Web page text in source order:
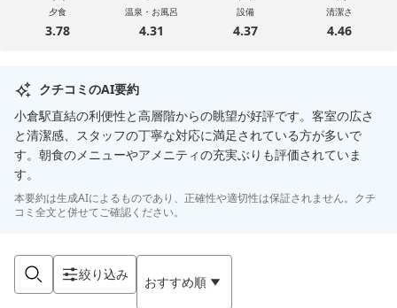
夕食
3.78
温泉・お風呂
4.31
設備
4.37
清潔さ
4.46
クチコミのAI要約
小倉駅直結の利便性と高層階からの眺望が好評です。客室の広さ
と清潔感、スタッフの丁寧な対応に満足されている方が多いで
す。朝食のメニューやアメニティの充実ぶりも評価されていま
す。
本要約は生成AIによるものであり、正確性や適切性は保証されません。クチ
コミ全文と併せてご確認ください。
絞り込み おすすめ順